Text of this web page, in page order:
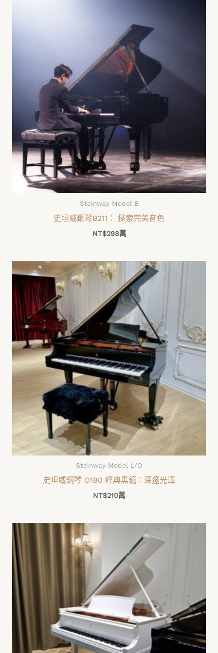
Steinway Model B
史坦威鋼琴B211： 探索完美音色
NT$298萬
Steinway Model L/O
史坦威鋼琴 O180 經典黑鏡：深邃光澤
NT$210萬